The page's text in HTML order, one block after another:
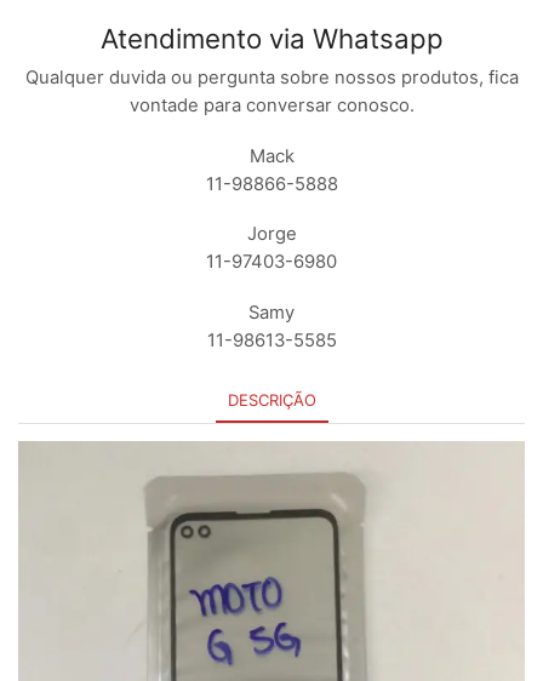
Atendimento via Whatsapp
Qualquer duvida ou pergunta sobre nossos produtos, fica
vontade para conversar conosco.
Mack
11-98866-5888
Jorge
11-97403-6980
Samy
11-98613-5585
DESCRIÇÃO